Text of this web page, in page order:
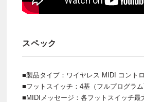
スペック
■製品タイプ：ワイヤレス MIDI コント
■フットスイッチ：4基（フルプログラム
■MIDIメッセージ：各フットスイッチ最